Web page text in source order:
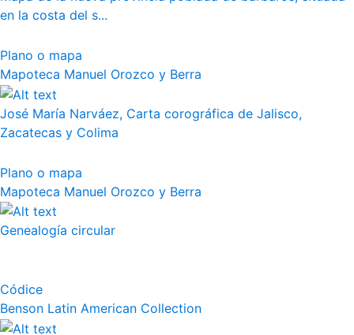
en la costa del s...
Plano o mapa
Mapoteca Manuel Orozco y Berra
José María Narváez, Carta corográfica de Jalisco,
Zacatecas y Colima
Plano o mapa
Mapoteca Manuel Orozco y Berra
Genealogía circular
Códice
Benson Latin American Collection